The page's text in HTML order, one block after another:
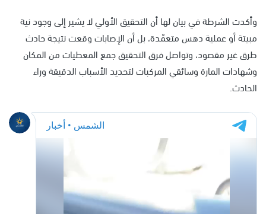
وأكدت الشرطة في بيان لها أن التحقيق الأولي لا يشير إلى وجود نية
مبيتة أو عملية دهس متعمّدة، بل أن الإصابات وقعت نتيجة حادث
طرق غير مقصود، وتواصل فرق التحقيق جمع المعطيات من المكان
وشهادات المارة وسائقي المركبات لتحديد الأسباب الدقيقة وراء
الحادث.